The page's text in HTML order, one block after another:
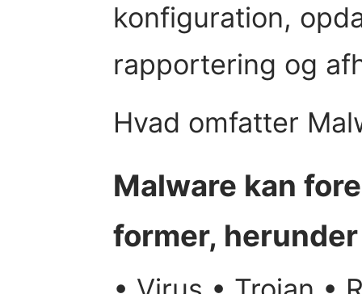
konfiguration,
rapportering og
Hvad omfatter
Malware kan
former, herunder